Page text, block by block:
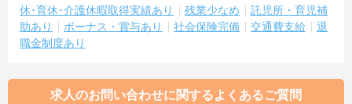
休･育休･介護休暇取得実績あり
残業少なめ
託児所・育児補
助あり
ボーナス・賞与あり 社会保険完備 交通費支給
退
職金制度あり
求人のお問い合わせに関するよくあるご質問